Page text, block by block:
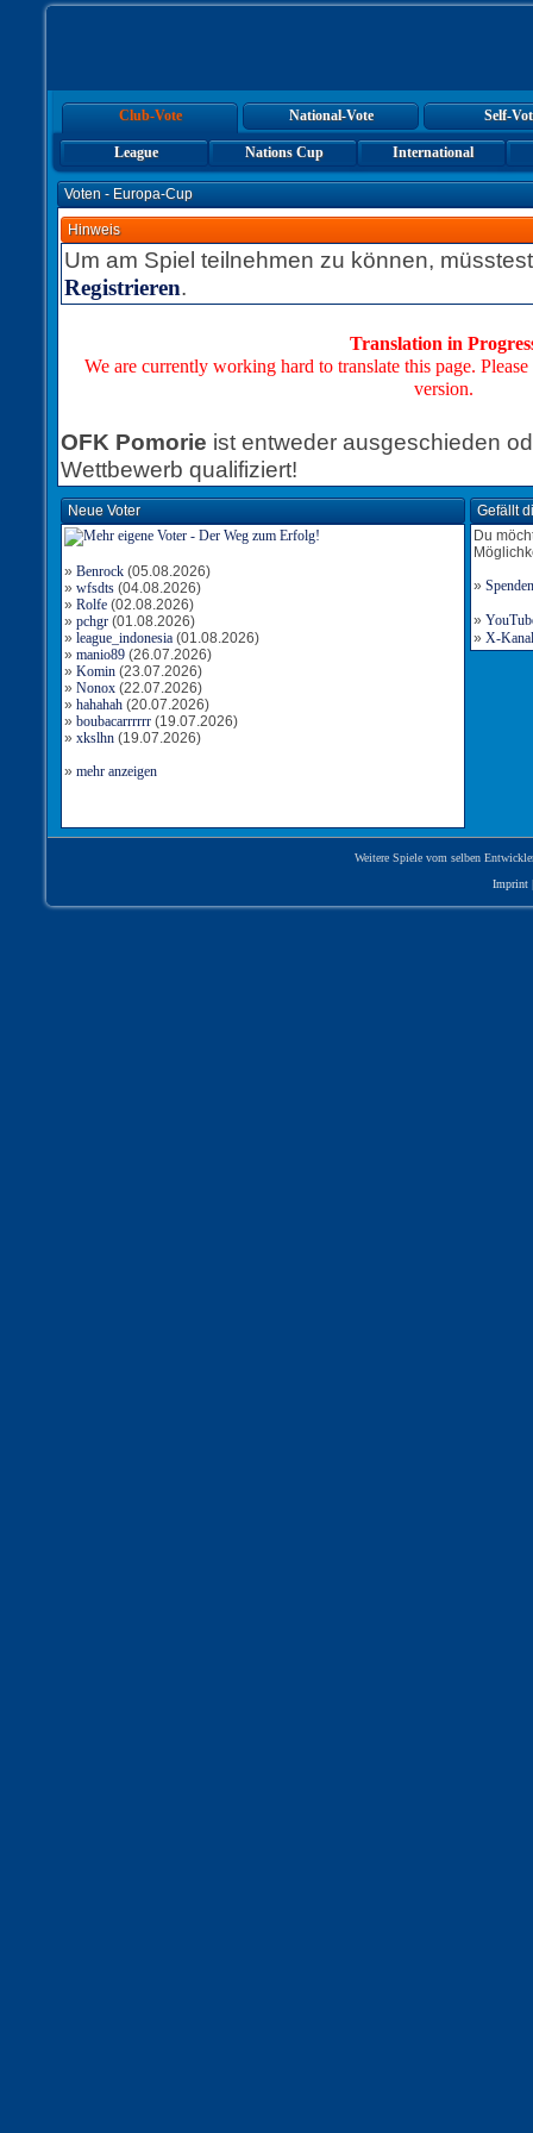
Club-Vote National-Vote Self-
League Nations Cup International
Voten - Europa-Cup
Hinweis
Um am Spiel teilnehmen zu können,
Registrieren.
Translation in
We are currently working hard to translate this page.
version.
OFK Pomorie ist entweder ausgeschieden
Wettbewerb qualifiziert!
Neue Voter
» Benrock (05.08.2026)
» wfsdts (04.08.2026)
» Rolfe (02.08.2026)
» pchgr (01.08.2026)
» league_indonesia (01.08.2026)
» manio89 (26.07.2026)
» Komin (23.07.2026)
» Nonox (22.07.2026)
» hahahah (20.07.2026)
» boubacarrrrrr (19.07.2026)
» xkslhn (19.07.2026)
» mehr anzeigen
Gefällt
Du
» Spenden
»
» X-
Weitere Spiele vom selben
Imprint